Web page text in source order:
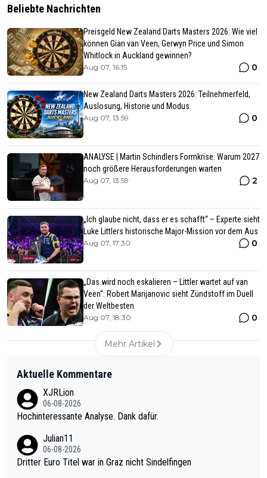
Beliebte Nachrichten
Preisgeld New Zealand Darts Masters 2026: Wie viel
können Gian van Veen, Gerwyn Price und Simon
Whitlock in Auckland gewinnen?
Aug 07, 16:15 0
New Zealand Darts Masters 2026: Teilnehmerfeld,
Auslosung, Historie und Modus
Aug 07, 13:59 0
ANALYSE | Martin Schindlers Formkrise: Warum 2027
noch größere Herausforderungen warten
Aug 07, 13:59 2
„Ich glaube nicht, dass er es schafft“ – Experte sieht
Luke Littlers historische Major-Mission vor dem Aus
Aug 07, 17:30 0
„Das wird noch eskalieren – Littler wartet auf van
Veen“: Robert Marijanovic sieht Zündstoff im Duell
der Weltbesten
Aug 07, 18:30 0
Mehr Artikel
Aktuelle Kommentare
XJRLion
06-08-2026
Hochinteressante Analyse. Dank dafür.
Julian11
06-08-2026
Dritter Euro Titel war in Graz nicht Sindelfingen